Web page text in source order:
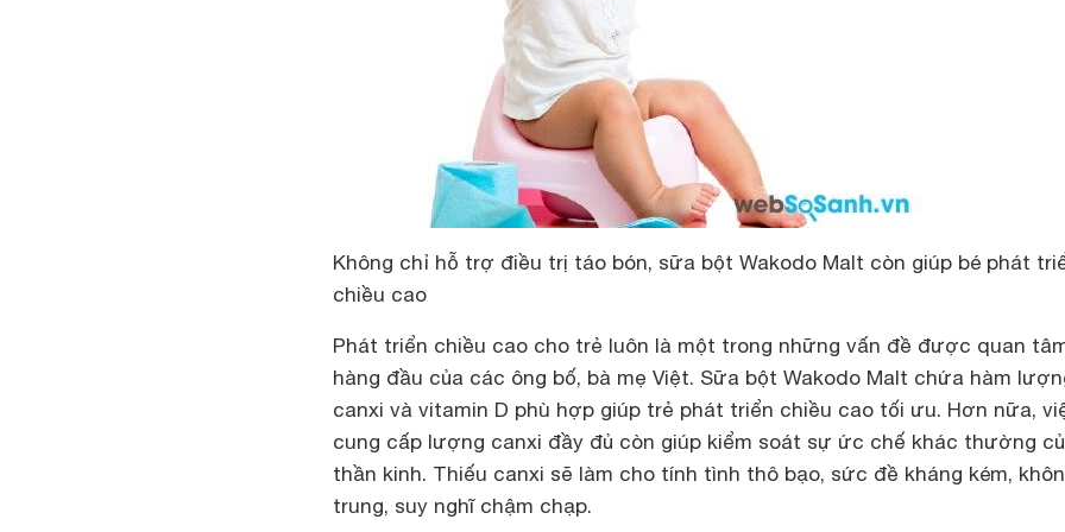
Không chỉ hỗ trợ điều trị táo bón, sữa bột Wakodo Malt còn giúp bé phát
chiều cao
Phát triển chiều cao cho trẻ luôn là một trong những vấn đề được quan
hàng đầu của các ông bố, bà mẹ Việt. Sữa bột Wakodo Malt chứa hàm
canxi và vitamin D phù hợp giúp trẻ phát triển chiều cao tối ưu. Hơn nữa,
cung cấp lượng canxi đầy đủ còn giúp kiểm soát sự ức chế khác thường
thần kinh. Thiếu canxi sẽ làm cho tính tình thô bạo, sức đề kháng kém,
trung, suy nghĩ chậm chạp.